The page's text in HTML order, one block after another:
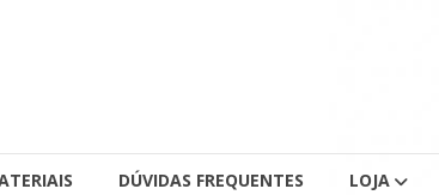
DÚVIDAS FREQUENTES LOJA